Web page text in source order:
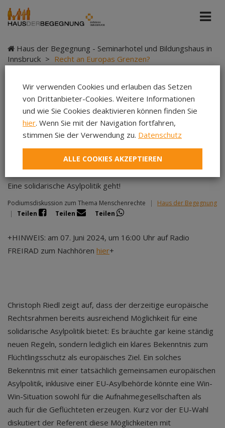
Haus der Begegnung - Seminarhotel und Bildungshaus in
Innsbruck > Recht an Europas Grenzen?
Recht an Europas
Grenzen?
Eine solidarische Asylpolitik geht!
Podiumsdiskussion zum Thema Menschenrechte |
Haus der Begegnung
|
Teilen Teilen Teilen
+HINWEIS: am 07. Juni 2024, um 16:00 Uhr auf Radio
FREIRAD zum Nachhören hier+
Christoph Riedl zeigt auf, dass der derzeitige europäische
Rechtsrahmen bereits ausreichend Möglichkeit für eine
solidarische Asylpolitik bietet: Es bräuchte gar keine ständig
neuen Regeln, sondern lediglich ein klares Bekenntnis zum
Flüchtlingsschutz als europäisches Ziel. Ein solches
Bekenntnis mit einer tatsächlich gemeinsamen europäischen
Asylpolitik, inklusive einer EU-Asylbehörde könnte eine Win-
Win-Situation sowohl für die Aufnahmegesellschaften als
auch für die Geflüchteten erzeugen. Kurz vor der EU-Wahl
diskutiert der Referent diese Möglichkeiten mit
Wir verwenden Cookies und erlauben das Setzen
von Drittanbieter-Cookies. Weitere Informationen
und wie Sie Cookies deaktivieren können finden Sie
hier. Wenn Sie mit der Navigation fortfahren,
stimmen Sie der Verwendung zu. Datenschutz
ALLE COOKIES AKZEPTIEREN